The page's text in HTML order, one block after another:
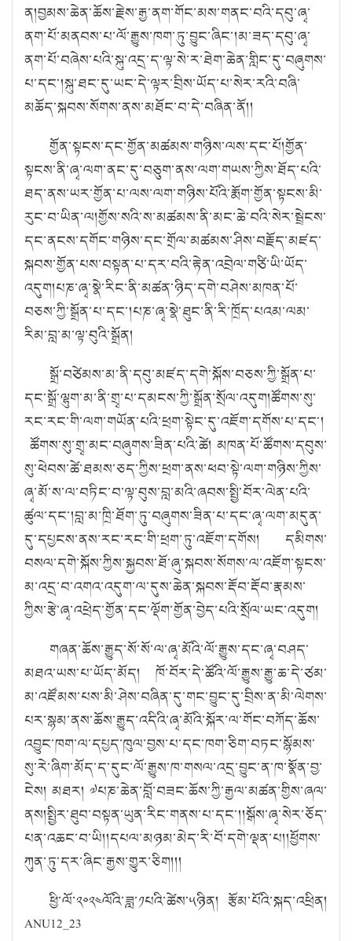
ན།བྱམས་ཆེན་ཆོས་རྗེས་རྒྱ་ནག་གོང་མས་གནང་བའི་དབུ་ཞྭ་
ནག་པོ་མནབས་པ་ལོ་རྒྱུས་ཁག་ཏུ་བྱུང་ཞིང་།མ་ཟད་དབུ་ཞྭ་
ནག་པོ་བཞེས་པའི་སྐུ་འདྲ་ད་ལྟ་སེ་ར་ཐེག་ཆེན་གླིང་དུ་བཞུགས་
པ་དང་།སྐུ་ཐང་དུ་ཡང་དེ་ལྟར་བྲིས་ཡོད་པ་སེར་རའི་བཞི་
མཆོད་སྐབས་སོགས་ནས་མཐོང་བ་དེ་བཞིན་ནོ།།
གྱོན་སྟངས་དང་གྱོན་མཚམས་གཉིས་ལས་དང་པོ།གྱོན་
སྟངས་ནི་ཞྭ་ལག་ནང་དུ་བཅུག་ནས་ལག་གཡས་ཀྱིས་ཐོད་པའི་
ཐད་ནས་ཡར་གྱོན་པ་ལས་ལག་གཉིས་པོའི་རྨོག་གྱོན་སྟངས་མི་
རུང་བ་ཡིན་ལ།གྱོས་སའི་ས་མཚམས་ནི་མང་ཆེ་བའི་སེར་སྦྲེངས་
དང་ནངས་དགོང་གཉིས་དང་གྲོལ་མཚམས་ཤིས་བརྗོད་མཛད་
སྐབས་གྱོན་པས་བསྟན་པ་དར་བའི་རྟེན་འབྲེལ་གཙི་ཡི་ཡོད་
འདུག།པཎ་ཞྭ་སྣེ་རིང་ནི་མཚན་ཉིད་དགེ་བཤེས་མཁན་པོ་
བཅས་ཀྱི་སྒྲོན་པ་དང་།པཎ་ཞྭ་སྣེ་ཐུང་ནི་རི་ཁྲོད་པའམ་ལམ་
རིམ་བླ་མ་ལྟ་བུའི་སྒྲོན།
སྒྲོ་བཙེམས་མ་ནི་དབུ་མཛད་དགེ་སྐོས་བཅས་ཀྱི་སྒྲོན་པ་
དང་སྒྲོ་ལྷུག་མ་ནི་གྲྭ་པ་དམངས་ཀྱི་སྒྲོན་སྲོལ་འདུག།ཚོགས་སུ་
རང་རང་གི་ལག་གཡོན་པའི་ཕྲག་སྟེང་དུ་འཇོག་དགོས་པ་དང་།
ཚོགས་སུ་གྲྭ་མང་བཞུགས་ཟིན་པའི་ཚེ། མཁན་པོ་ཚོགས་དབུས་
སུ་ཕེབས་ཚེ་ཐམས་ཅད་ཀྱིས་ཕྲག་ནས་ཕབ་སྟེ་ལག་གཉིས་ཀྱིས་
ཞྭ་མོ་ས་ལ་བཏིང་བ་ལྟ་བུས་བླ་མའི་ཞབས་སྤྱི་བོར་ལེན་པའི་
ཚུལ་དང་།བླ་མ་ཁྲི་ཐོག་ཏུ་བཞུགས་ཟིན་པ་དང་ཞྭ་ལག་མདུན་
དུ་དཔྱངས་ནས་རང་རང་གི་ཕྲག་ཏུ་འཇོག་དགོས། དམིགས་
བསལ་དགེ་སྐོས་ཀྱིས་སྐྱབས་ཐོ་ཞུ་སྐབས་སོགས་ལ་འཇོག་སྟངས་
མ་འདྲ་བ་འགའ་འདུག་ལ་དུས་ཆེན་སྐབས་རྡོབ་རྡོབ་རྣམས་
ཀྱིས་རྩེ་ཞྭ་འཕྲེད་གྱོན་དང་ལྡོག་གྱོན་བྱེད་པའི་སྲོལ་ཡང་འདུག།
གཞན་ཆོས་རྒྱུད་སོ་སོ་ལ་ཞྭ་མོའི་ལོ་རྒྱུས་དང་ཞྭ་བཤད་
མཐའ་ཡས་པ་ཡོད་མོད། ཁོ་བོར་དེ་ཚོའི་ལོ་རྒྱུས་རྒྱུ་ཆ་དེ་ཙམ་
མ་འཛོམས་པས་མི་ཤེས་བཞིན་དུ་གང་བྱུང་དུ་བྲིས་ན་མི་ལེགས་
པར་སྙམ་ནས་ཆོས་རྒྱུད་འདིའི་ཞྭ་མོའི་སྐོར་ལ་གོང་བཀོད་ཆོས་
འབྱུང་ཁག་ལ་དཔྱད་ཁུལ་བྱས་པ་དང་ཁག་ཅིག་བཏང་སྙོམས་
སུ་རེ་ཞིག་མོད་ད་དུང་ལོ་རྒྱུས་ཁ་གསལ་འདྲ་བྱུང་ན་ཁ་སྣོན་བྱ་
ངེས། མཐར། ༧པཎ་ཆེན་བློ་བཟང་ཆོས་ཀྱི་རྒྱལ་མཚན་གྱིས་ཞལ་
ནས།སྤྱིར་ཐུབ་བསྟན་ཡུན་རིང་གནས་པ་དང་།།སྒོས་ཞྭ་སེར་ཅོད་
པན་འཆང་བ་ཡི།།དཔལ་མཉམ་མེད་རི་བོ་དགེ་ལྡན་པ།།ཕྱོགས་
ཀུན་ཏུ་དར་ཞིང་རྒྱས་གྱུར་ཅིག།།།
ཕྱི་ལོ་༢༠༢༤ལོའི་ཟླ་༡པའི་ཚེས་༥ཉིན། རྩོམ་པོའི་སྐད་འཕྲིན།
ANU12_23